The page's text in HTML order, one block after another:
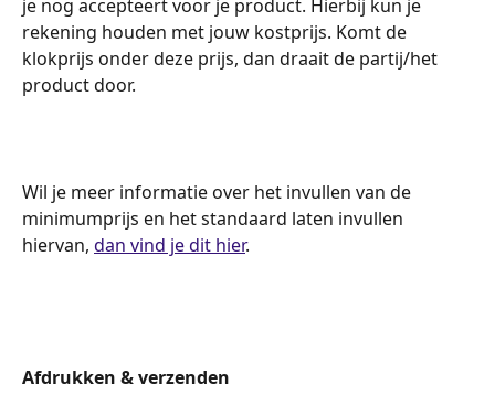
je nog accepteert voor je product. Hierbij kun je
rekening houden met jouw kostprijs. Komt de
klokprijs onder deze prijs, dan draait de partij/het
product door.
Wil je meer informatie over het invullen van de
minimumprijs en het standaard laten invullen
hiervan, dan vind je dit hier.
Afdrukken & verzenden